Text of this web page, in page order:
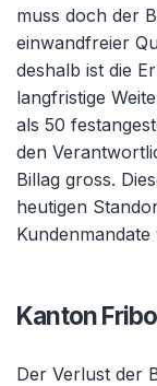
muss doch der
einwandfreier
deshalb ist die
langfristige
als 50
den
Billag gross.
heutigen
Kanton
Der Verlust der